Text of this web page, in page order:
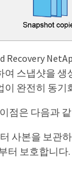
Recovery
여 스냅샷을 생
이 완전히 동기
점은 다음과
사본을 보관
터 보호합니다.